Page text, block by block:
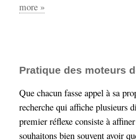
more »
Pratique des moteurs
Que chacun fasse appel à sa
recherche qui affiche plusieurs
premier réflexe consiste à
souhaitons bien souvent avoir